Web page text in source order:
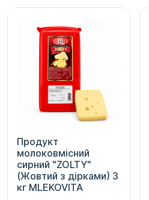
Продукт
молоковмісний
сирний "ZOLTY"
(Жовтий з дірками) 3
кг MLEKOVITA